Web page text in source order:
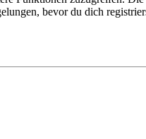
bevor du dich